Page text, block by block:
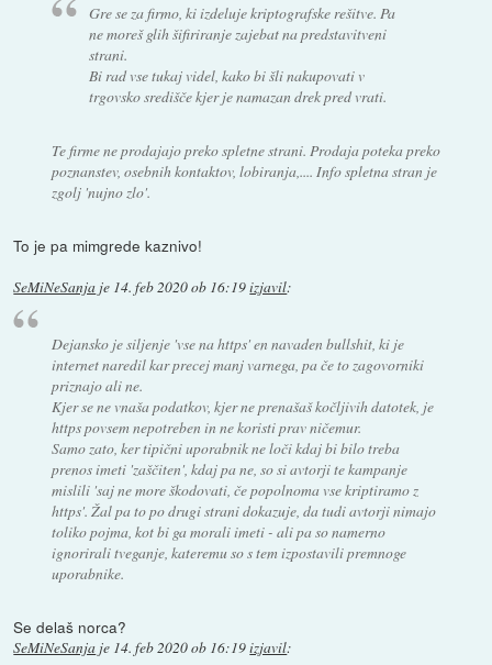
Gre se za firmo, ki izdeluje kriptografske rešitve. Pa
ne moreš glih šifiriranje zajebat na predstavitveni
strani.
Bi rad vse tukaj videl, kako bi šli nakupovati v
trgovsko središče kjer je namazan drek pred vrati.
Te firme ne prodajajo preko spletne strani. Prodaja poteka preko
poznanstev, osebnih kontaktov, lobiranja,.... Info spletna stran je
zgolj 'nujno zlo'.
To je pa mimgrede kaznivo!
SeMiNeSanja je 14. feb 2020 ob 16:19izjavil:
Dejansko je siljenje 'vse na https' en navaden bullshit, ki je
internet naredil kar precej manj varnega, pa če to zagovorniki
priznajo ali ne.
Kjer se ne vnaša podatkov, kjer ne prenašaš kočljivih datotek, je
https povsem nepotreben in ne koristi prav ničemur.
Samo zato, ker tipični uporabnik ne loči kdaj bi bilo treba
prenos imeti 'zaščiten', kdaj pa ne, so si avtorji te kampanje
mislili 'saj ne more škodovati, če popolnoma vse kriptiramo z
https'. Žal pa to po drugi strani dokazuje, da tudi avtorji nimajo
toliko pojma, kot bi ga morali imeti - ali pa so namerno
ignorirali tveganje, kateremu so s tem izpostavili premnoge
uporabnike.
Se delaš norca?
SeMiNeSanja je 14. feb 2020 ob 16:19izjavil: